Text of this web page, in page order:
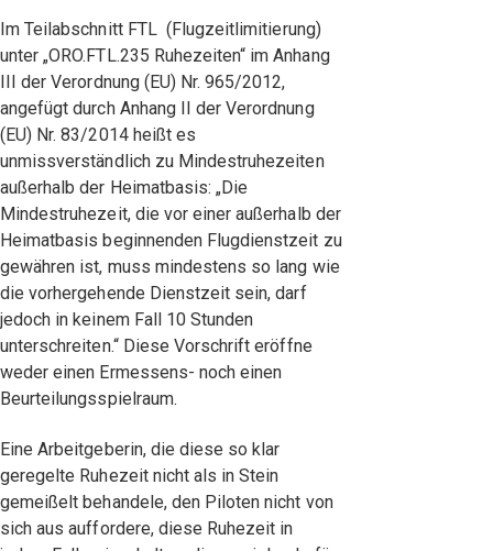
Im Teilabschnitt FTL (Flugzeitlimitierung)
unter „ORO.FTL.235 Ruhezeiten“ im Anhang
III der Verordnung (EU) Nr. 965/2012,
angefügt durch Anhang II der Verordnung
(EU) Nr. 83/2014 heißt es
unmissverständlich zu Mindestruhezeiten
außerhalb der Heimatbasis: „Die
Mindestruhezeit, die vor einer außerhalb der
Heimatbasis beginnenden Flugdienstzeit zu
gewähren ist, muss mindestens so lang wie
die vorhergehende Dienstzeit sein, darf
jedoch in keinem Fall 10 Stunden
unterschreiten.“ Diese Vorschrift eröffne
weder einen Ermessens- noch einen
Beurteilungsspielraum.
Eine Arbeitgeberin, die diese so klar
geregelte Ruhezeit nicht als in Stein
gemeißelt behandele, den Piloten nicht von
sich aus auffordere, diese Ruhezeit in